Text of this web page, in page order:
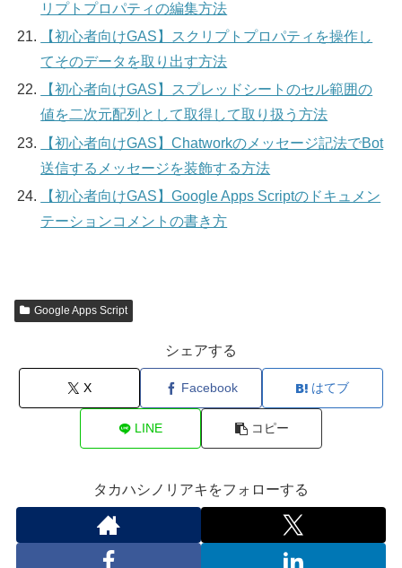
リプトプロパティの編集方法
【初心者向けGAS】スクリプトプロパティを操作し
てそのデータを取り出す方法
【初心者向けGAS】スプレッドシートのセル範囲の
値を二次元配列として取得して取り扱う方法
【初心者向けGAS】Chatworkのメッセージ記法でBot
送信するメッセージを装飾する方法
【初心者向けGAS】Google Apps Scriptのドキュメン
テーションコメントの書き方
Google Apps Script
シェアする
X Facebook はてブ
LINE コピー
タカハシノリアキをフォローする